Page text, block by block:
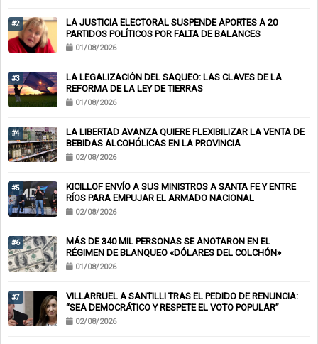
#2
LA JUSTICIA ELECTORAL SUSPENDE APORTES A 20
PARTIDOS POLÍTICOS POR FALTA DE BALANCES
01/08/2026
#3
LA LEGALIZACIÓN DEL SAQUEO: LAS CLAVES DE LA
REFORMA DE LA LEY DE TIERRAS
01/08/2026
#4
LA LIBERTAD AVANZA QUIERE FLEXIBILIZAR LA VENTA DE
BEBIDAS ALCOHÓLICAS EN LA PROVINCIA
02/08/2026
#5
KICILLOF ENVÍO A SUS MINISTROS A SANTA FE Y ENTRE
RÍOS PARA EMPUJAR EL ARMADO NACIONAL
02/08/2026
#6
MÁS DE 340 MIL PERSONAS SE ANOTARON EN EL
RÉGIMEN DE BLANQUEO «DÓLARES DEL COLCHÓN»
01/08/2026
#7
VILLARRUEL A SANTILLI TRAS EL PEDIDO DE RENUNCIA:
“SEA DEMOCRÁTICO Y RESPETE EL VOTO POPULAR”
02/08/2026